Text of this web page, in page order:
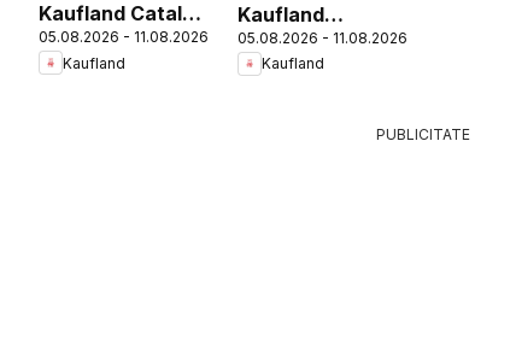
Kaufland Catalog
Tematic
05.08.2026 - 11.08.2026
Kaufland
Kaufland
Domnesti
05.08.2026 - 11.08.2026
Kaufland
PUBLICITATE